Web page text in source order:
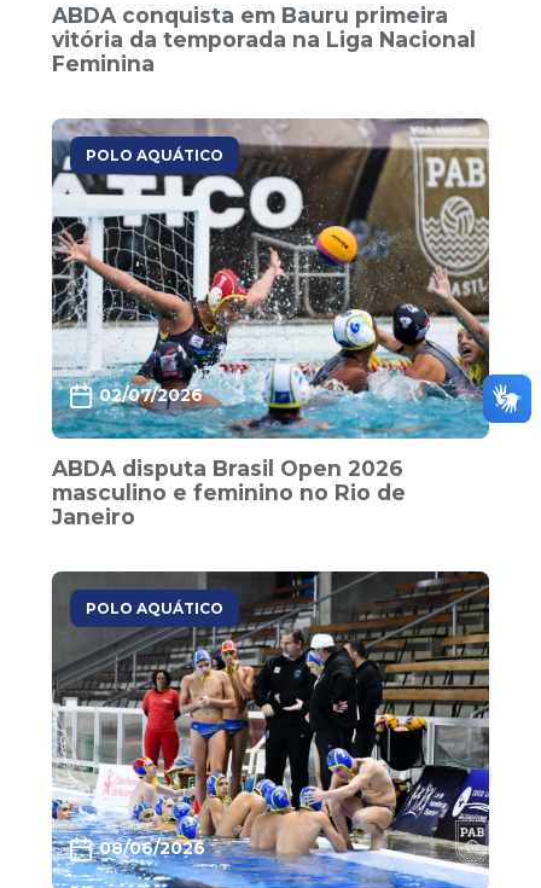
ABDA conquista em Bauru primeira
vitória da temporada na Liga Nacional
Feminina
POLO AQUÁTICO
02/07/2026
ABDA disputa Brasil Open 2026
masculino e feminino no Rio de
Janeiro
POLO AQUÁTICO
08/06/2026